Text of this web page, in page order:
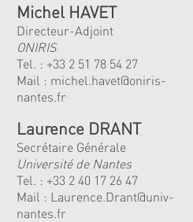
Michel HAVET
Directeur-Adjoint
ONIRIS
Tel. : +33 2 51 78 54 27
Mail : michel.havet@oniris-
nantes.fr
Laurence DRANT
Secrétaire Générale
Université de Nantes
Tel. : +33 2 40 17 26 47
Mail : Laurence.Drant@univ-
nantes.fr